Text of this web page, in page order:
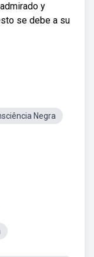
y
se debe a su
Negra